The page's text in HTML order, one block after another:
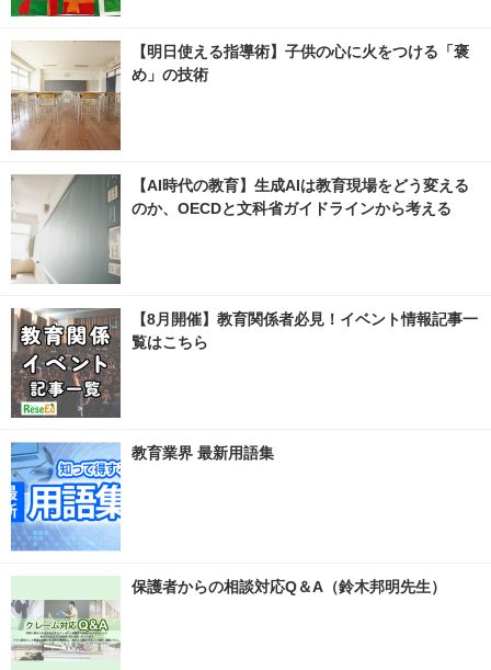
【明日使える指導術】子供の心に火をつける「褒
め」の技術
【AI時代の教育】生成AIは教育現場をどう変える
のか、OECDと文科省ガイドラインから考える
【8月開催】教育関係者必見！イベント情報記事一
覧はこちら
教育業界 最新用語集
保護者からの相談対応Q＆A（鈴木邦明先生）